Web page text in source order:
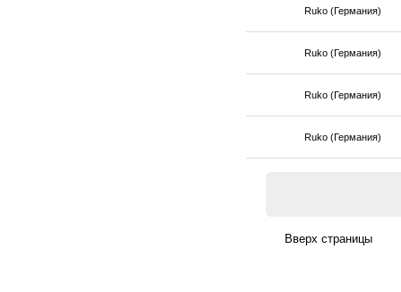
Ruko (Германия)
Ruko (Германия)
Ruko (Германия)
Ruko (Германия)